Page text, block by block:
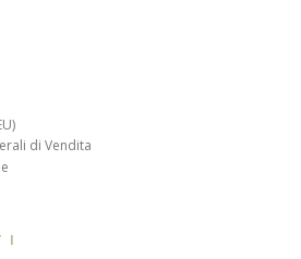
di Vendita